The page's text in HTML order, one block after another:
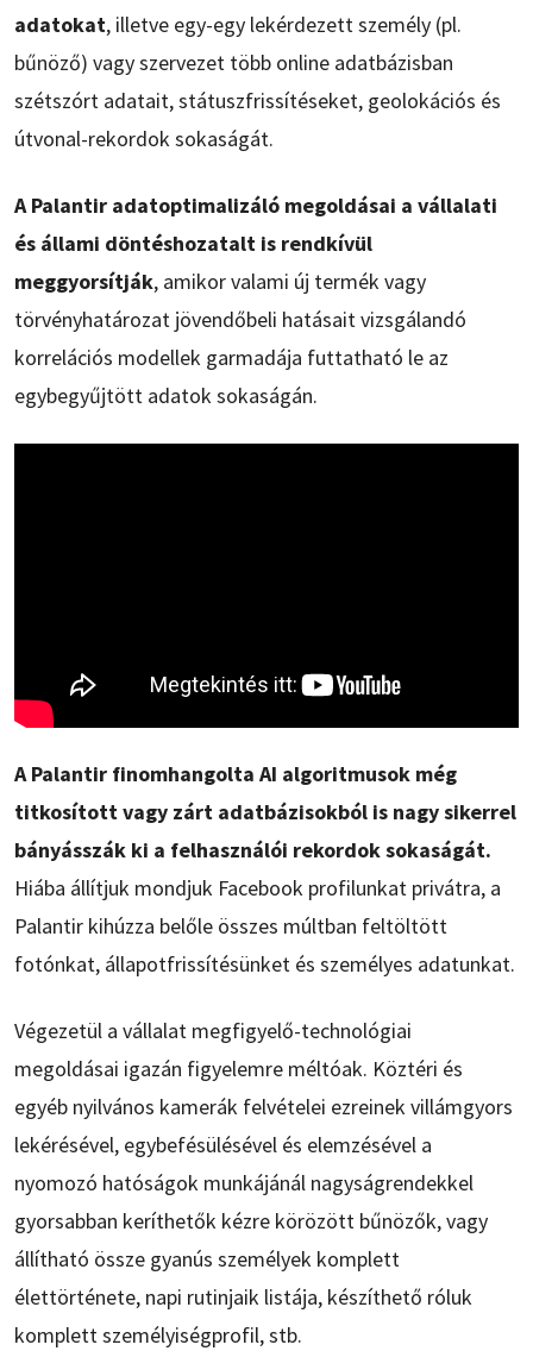
adatokat, illetve egy-egy lekérdezett személy (pl.
bűnöző) vagy szervezet több online adatbázisban
szétszórt adatait, státuszfrissítéseket, geolokációs és
útvonal-rekordok sokaságát.
A Palantir adatoptimalizáló megoldásai a vállalati
és állami döntéshozatalt is rendkívül
meggyorsítják, amikor valami új termék vagy
törvényhatározat jövendőbeli hatásait vizsgálandó
korrelációs modellek garmadája futtatható le az
egybegyűjtött adatok sokaságán.
A Palantir finomhangolta AI algoritmusok még
titkosított vagy zárt adatbázisokból is nagy sikerrel
bányásszák ki a felhasználói rekordok sokaságát.
Hiába állítjuk mondjuk Facebook profilunkat privátra, a
Palantir kihúzza belőle összes múltban feltöltött
fotónkat, állapotfrissítésünket és személyes adatunkat.
Végezetül a vállalat megfigyelő-technológiai
megoldásai igazán figyelemre méltóak. Köztéri és
egyéb nyilvános kamerák felvételei ezreinek villámgyors
lekérésével, egybefésülésével és elemzésével a
nyomozó hatóságok munkájánál nagyságrendekkel
gyorsabban keríthetők kézre körözött bűnözők, vagy
állítható össze gyanús személyek komplett
élettörténete, napi rutinjaik listája, készíthető róluk
komplett személyiségprofil, stb.